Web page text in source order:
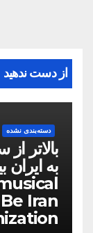
از دست ندهید
دسته‌بندی نشده
بالاتر
Iran